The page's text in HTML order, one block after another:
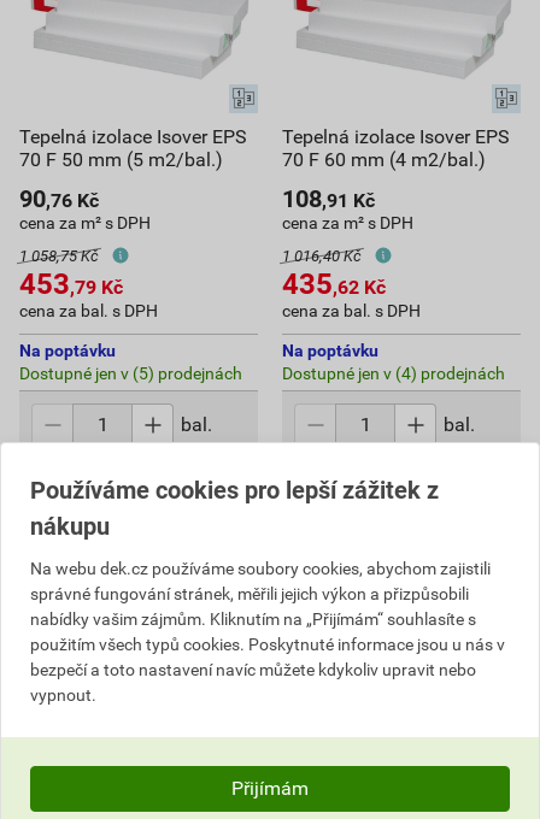
Tepelná izolace Isover EPS
70 F 50 mm (5 m2/bal.)
90,76 Kč
cena za m² s DPH
1 058,75 Kč
453,79 Kč
cena za bal. s DPH
Na poptávku
Dostupné jen v (5) prodejnách
bal.
Poptat
do košíku přidáte
Tepelná izolace Isover EPS
70 F 60 mm (4 m2/bal.)
108,91 Kč
cena za m² s DPH
1 016,40 Kč
435,62 Kč
cena za bal. s DPH
Na poptávku
Dostupné jen v (4) prodejnách
bal.
Poptat
Používáme cookies pro lepší zážitek z
nákupu
Na webu dek.cz používáme soubory cookies, abychom zajistili
správné fungování stránek, měřili jejich výkon a přizpůsobili
nabídky vašim zájmům. Kliknutím na „Přijímám“ souhlasíte s
použitím všech typů cookies. Poskytnuté informace jsou u nás v
bezpečí a toto nastavení navíc můžete kdykoliv upravit nebo
vypnout.
Přijímám